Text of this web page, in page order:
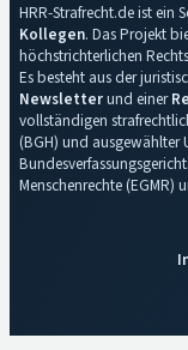
HRR-Strafrecht.de ist ein
Kollegen. Das Projekt
höchstrichterlichen
Es besteht aus der
Newsletterund einer
vollständigen
(BGH) und ausgewählter
Menschenrechte (EGMR)